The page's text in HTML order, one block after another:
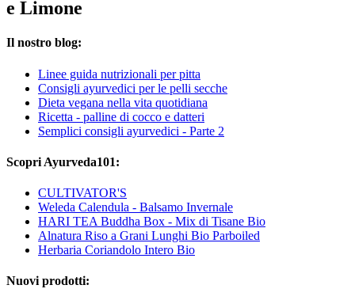
e Limone
Il nostro blog:
Linee guida nutrizionali per pitta
Consigli ayurvedici per le pelli secche
Dieta vegana nella vita quotidiana
Ricetta - palline di cocco e datteri
Semplici consigli ayurvedici - Parte 2
Scopri Ayurveda101:
CULTIVATOR'S
Weleda Calendula - Balsamo Invernale
HARI TEA Buddha Box - Mix di Tisane Bio
Alnatura Riso a Grani Lunghi Bio Parboiled
Herbaria Coriandolo Intero Bio
Nuovi prodotti: